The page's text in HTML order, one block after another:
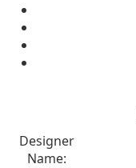
Designer
Name: